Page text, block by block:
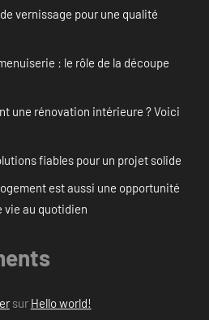
vernissage pour une qualité
: le rôle de la découpe
une rénovation intérieure ? Voici
fiables pour un projet solide
est aussi une opportunité
vie au quotidien
sur Hello world!